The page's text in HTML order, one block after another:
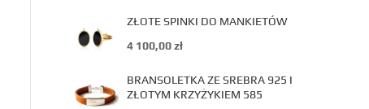
ZŁOTE SPINKI DO MANKIETÓW
4 100,00zł
BRANSOLETKA ZE SREBRA 925 I
ZŁOTYM KRZYŻYKIEM 585